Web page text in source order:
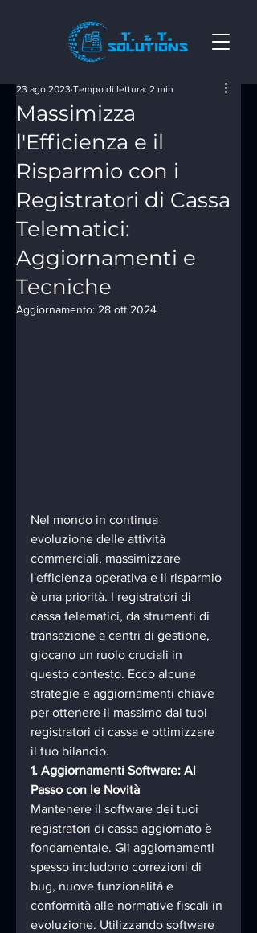
Massimizza
l'Efficienza e il
Risparmio con i
Registratori di Cassa
Telematici:
Aggiornamenti e
Tecniche
23 ago 2023 Tempo di lettura: 2 min
Aggiornamento: 28 ott 2024
Nel mondo in continua
evoluzione delle attività
commerciali, massimizzare
l'efficienza operativa e il risparmio
è una priorità. I registratori di
cassa telematici, da strumenti di
transazione a centri di gestione,
giocano un ruolo cruciali in
questo contesto. Ecco alcune
strategie e aggiornamenti chiave
per ottenere il massimo dai tuoi
registratori di cassa e ottimizzare
il tuo bilancio.
1. Aggiornamenti Software: Al
Passo con le Novità
Mantenere il software dei tuoi
registratori di cassa aggiornato è
fondamentale. Gli aggiornamenti
spesso includono correzioni di
bug, nuove funzionalità e
conformità alle normative fiscali in
evoluzione. Utilizzando software